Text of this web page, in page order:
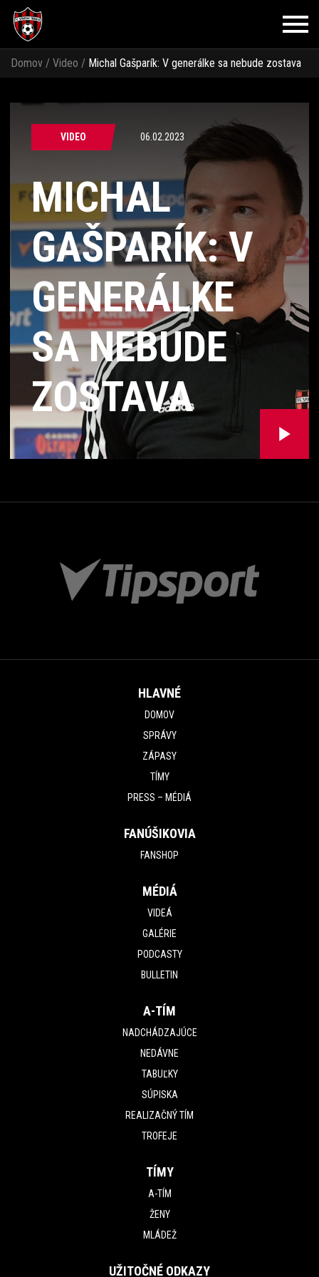
Domov / Video / Michal Gašparík: V generálke sa nebude zostava
VIDEO 06.02.2023
MICHAL
GAŠPARÍK: V
GENERÁLKE
SA NEBUDE
ZOSTAVA
ZHODOVAŤ S
PRVÝM
JARNÝM
KOLOM
HLAVNÉ
DOMOV
SPRÁVY
ZÁPASY
TÍMY
PRESS – MÉDIÁ
FANÚŠIKOVIA
FANSHOP
MÉDIÁ
VIDEÁ
GALÉRIE
PODCASTY
BULLETIN
A-TÍM
NADCHÁDZAJÚCE
NEDÁVNE
TABUĽKY
SÚPISKA
REALIZAČNÝ TÍM
TROFEJE
TÍMY
A-TÍM
ŽENY
MLÁDEŽ
UŽITOČNÉ ODKAZY